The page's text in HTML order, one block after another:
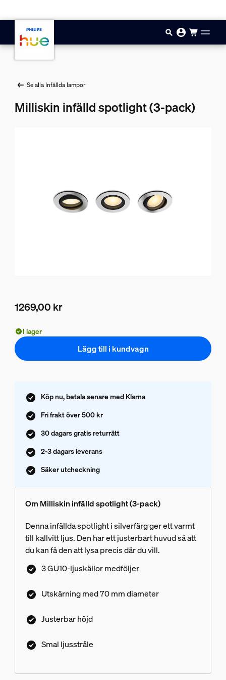
Se alla Infällda lampor
Milliskin infälld spotlight (3-pack)
1269,00 kr
I lager
Lägg till i kundvagn
Köp nu, betala senare med Klarna
Fri frakt över 500 kr
30 dagars gratis returrätt
2-3 dagars leverans
Säker utcheckning
Om Milliskin infälld spotlight (3-pack)
Denna infällda spotlight i silverfärg ger ett varmt
till kallvitt ljus. Den har ett justerbart huvud så att
du kan få den att lysa precis där du vill.
3 GU10-ljuskällor medföljer
Utskärning med 70 mm​ diameter
Justerbar höjd
Smal ljusstråle​